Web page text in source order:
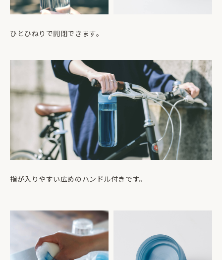
ひとひねりで開閉できます。
指が入りやすい広めのハンドル付きです。